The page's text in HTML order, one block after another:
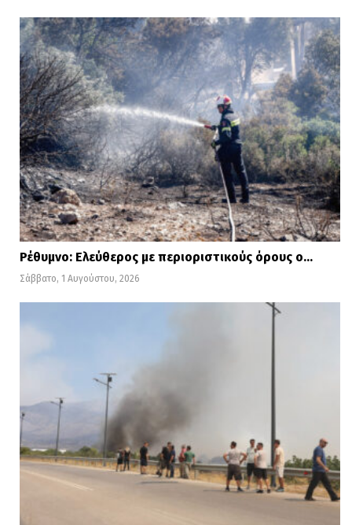
Ρέθυμνο: Ελεύθερος με περιοριστικούς όρους ο…
Σάββατο, 1 Αυγούστου, 2026